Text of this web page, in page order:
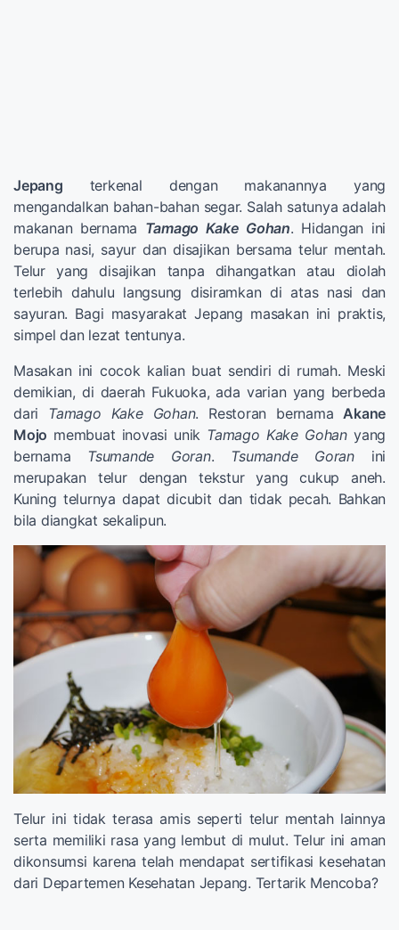
Jepang terkenal dengan makanannya yang
mengandalkan bahan-bahan segar. Salah satunya adalah
makanan bernama Tamago Kake Gohan. Hidangan ini
berupa nasi, sayur dan disajikan bersama telur mentah.
Telur yang disajikan tanpa dihangatkan atau diolah
terlebih dahulu langsung disiramkan di atas nasi dan
sayuran. Bagi masyarakat Jepang masakan ini praktis,
simpel dan lezat tentunya.
Masakan ini cocok kalian buat sendiri di rumah. Meski
demikian, di daerah Fukuoka, ada varian yang berbeda
dari Tamago Kake Gohan. Restoran bernama Akane
Mojo membuat inovasi unik Tamago Kake Gohanyang
bernama Tsumande Goran. Tsumande Goranini
merupakan telur dengan tekstur yang cukup aneh.
Kuning telurnya dapat dicubit dan tidak pecah. Bahkan
bila diangkat sekalipun.
Telur ini tidak terasa amis seperti telur mentah lainnya
serta memiliki rasa yang lembut di mulut. Telur ini aman
dikonsumsi karena telah mendapat sertifikasi kesehatan
dari Departemen Kesehatan Jepang. Tertarik Mencoba?